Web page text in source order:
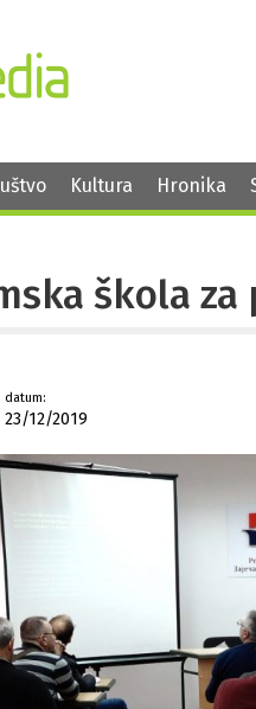
Kultura Hronika
škola
datum:
23/12/2019